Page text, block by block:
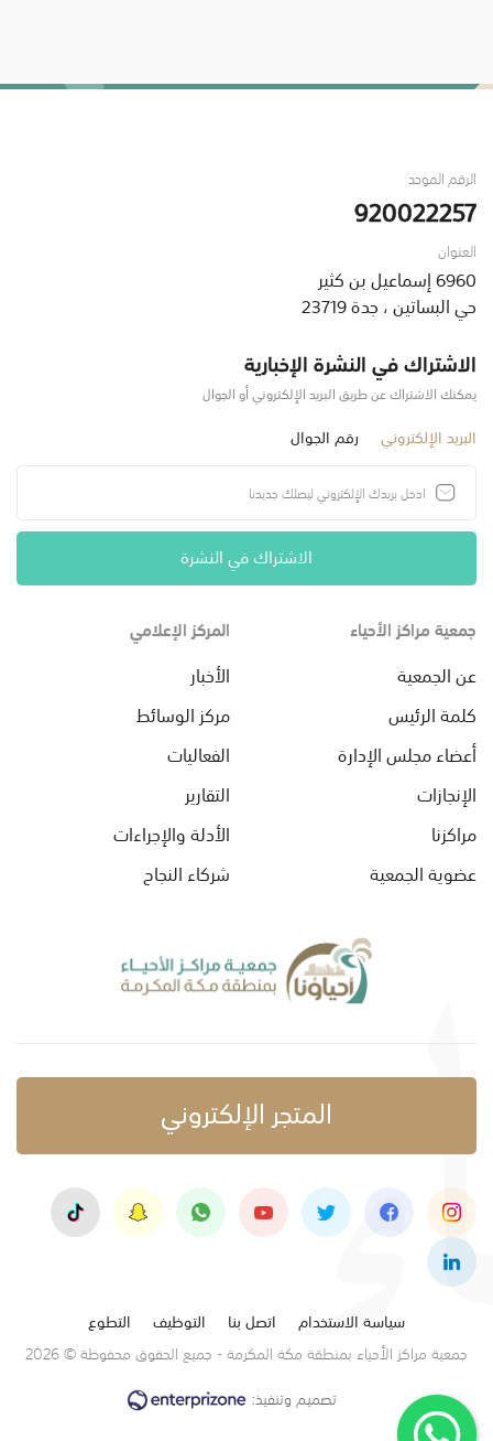
الرقم الموحد
920022257
العنوان
6960 إسماعيل بن كثير
حي البساتين ، جدة 23719
الاشتراك في النشرة الإخبارية
يمكنك الاشتراك عن طريق البريد الإلكتروني أو الجوال
البريد الإلكتروني رقم الجوال
الاشتراك في النشرة
جمعية مراكز الأحياء
عن الجمعية
كلمة الرئيس
أعضاء مجلس الإدارة
الإنجازات
مراكزنا
عضوية الجمعية
المركز الإعلامي
الأخبار
مركز الوسائط
الفعاليات
التقارير
الأدلة والإجراءات
شركاء النجاح
المتجر الإلكتروني
سياسة الاستخدام اتصل بنا التوظيف
التطوع
جمعية مراكز الأحياء بمنطقة مكة المكرمة - جميع الحقوق محفوظة © 2026
تصميم وتنفيذ:
o
a
d
i
n
g
.
.